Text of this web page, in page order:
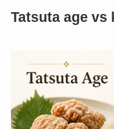
Tatsuta age vs